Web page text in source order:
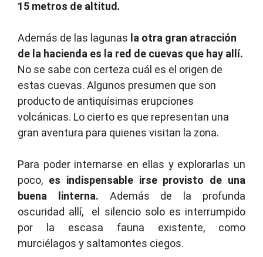
15 metros de altitud.
Además de las lagunas la otra gran atracción
de la hacienda es la red de cuevas que hay allí.
No se sabe con certeza cuál es el origen de
estas cuevas. Algunos presumen que son
producto de antiquísimas erupciones
volcánicas. Lo cierto es que representan una
gran aventura para quienes visitan la zona.
Para poder internarse en ellas y explorarlas un
poco, es indispensable irse provisto de una
buena linterna. Además de la profunda
oscuridad allí, el silencio solo es interrumpido
por la escasa fauna existente, como
murciélagos y saltamontes ciegos.